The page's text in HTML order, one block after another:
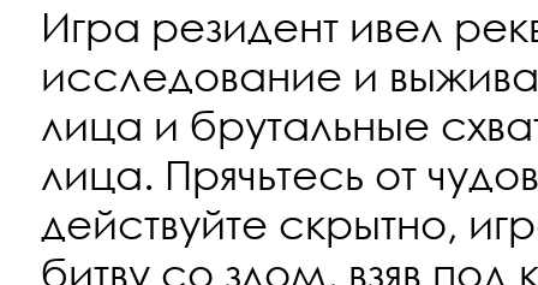
Игра резидент ивел
исследование и
лица и брутальные
лица. Прячьтесь от
действуйте скрытно,
битву со злом, взяв